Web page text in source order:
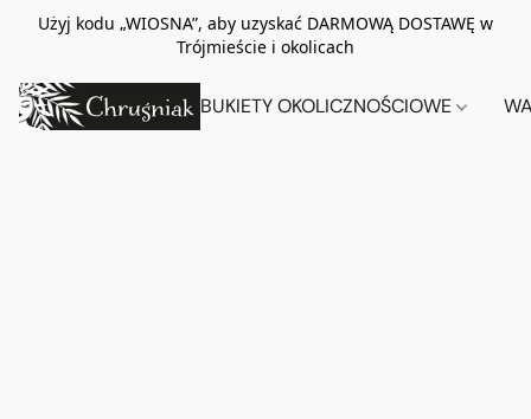
Użyj kodu „WIOSNA”, aby uzyskać DARMOWĄ DOSTAWĘ w
Trójmieście i okolicach
BUKIETY OKOLICZNOŚCIOWE